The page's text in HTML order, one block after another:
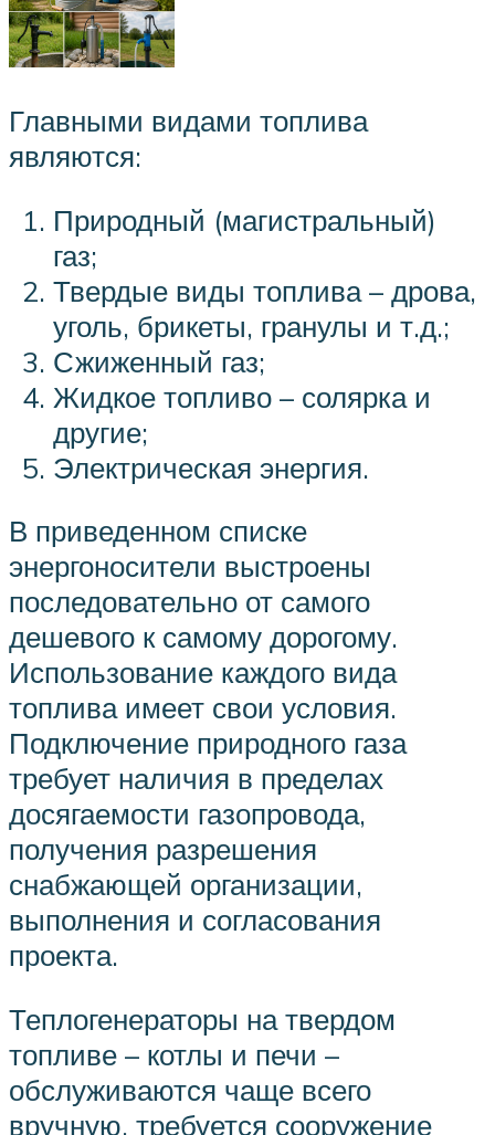
Главными видами топлива
являются:
Природный (магистральный)
газ;
Твердые виды топлива – дрова,
уголь, брикеты, гранулы и т.д.;
Сжиженный газ;
Жидкое топливо – солярка и
другие;
Электрическая энергия.
В приведенном списке
энергоносители выстроены
последовательно от самого
дешевого к самому дорогому.
Использование каждого вида
топлива имеет свои условия.
Подключение природного газа
требует наличия в пределах
досягаемости газопровода,
получения разрешения
снабжающей организации,
выполнения и согласования
проекта.
Теплогенераторы на твердом
топливе – котлы и печи –
обслуживаются чаще всего
вручную, требуется сооружение